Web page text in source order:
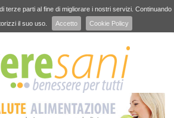
terze parti al fine di migliorare i nostri servizi. Continuando
il suo uso.
Accetto Cookie Policy